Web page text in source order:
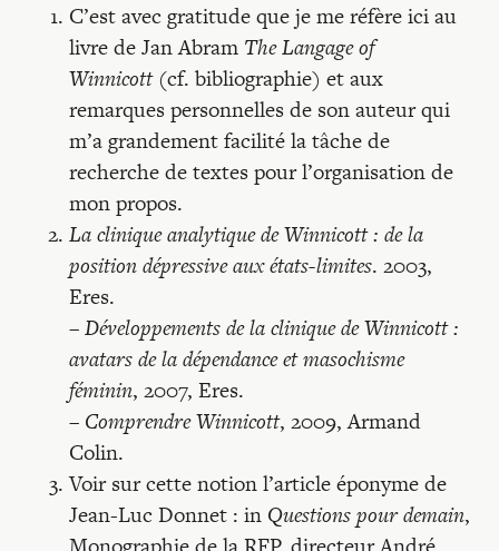
C’est avec gratitude que je me réfère ici au
livre de Jan Abram The Langage of
Winnicott(cf. bibliographie) et aux
remarques personnelles de son auteur qui
m’a grandement facilité la tâche de
recherche de textes pour l’organisation de
mon propos.
La clinique analytique de Winnicott : de la
position dépressive aux états-limites. 2003,
Eres.
–Développements de la clinique de Winnicott :
avatars de la dépendance et masochisme
féminin, 2007, Eres.
– Comprendre Winnicott, 2009, Armand
Colin.
Voir sur cette notion l’article éponyme de
Jean-Luc Donnet : in Questions pour demain,